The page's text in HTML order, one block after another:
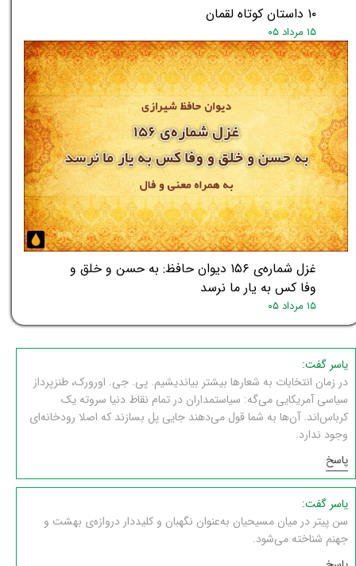
۱۰ داستان کوتاه لقمان
۱۵ مرداد ۰۵
غزل شماره‌ی ۱۵۶ دیوان حافظ: به حسن و خلق و
وفا کس به یار ما نرسد
۱۵ مرداد ۰۵
یاسر گفت:
در زمان انتخابات به شعارها بیشتر بیاندیشیم. پی. جی. اورورک، طنزپرداز
سیاسی آمریکایی می‌گه: سیاستمداران در تمام نقاط دنیا سروته یک
کرباس‌اند. آن‌ها به شما قول می‌دهند جایی پل بسازند که اصلا رودخانه‌ای
وجود ندارد.
پاسخ
یاسر گفت:
سن پیتر در میان مسیحیان به‌عنوان نگهبان و کلیددار دروازه‌ی بهشت و
جهنم شناخته می‌شود.